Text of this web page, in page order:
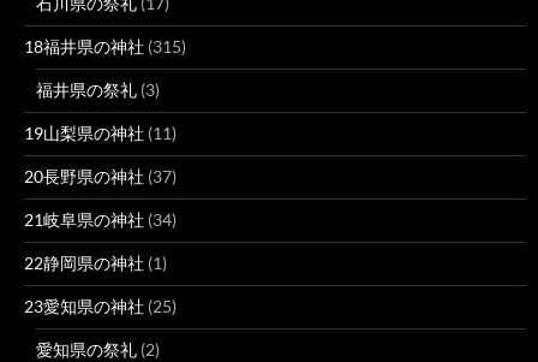
18福井県の神社 (315)
福井県の祭礼 (3)
19山梨県の神社 (11)
20長野県の神社 (37)
21岐阜県の神社 (34)
22静岡県の神社 (1)
23愛知県の神社 (25)
愛知県の祭礼 (2)